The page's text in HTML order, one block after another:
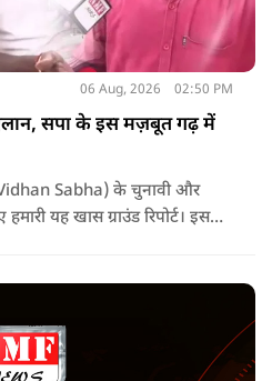
06 Aug, 2026 02:50 PM
सपा के इस मज़बूत गढ़ में
Sabha) के चुनावी और
यह खास ग्राउंड रिपोर्ट। इस